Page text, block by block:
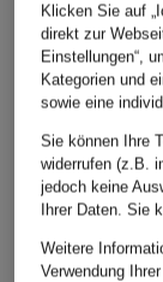
+Aktionsrabatt
windsor.
Leinenhemd
Slim Fit
ab 149,99 €
Ursprünglich:250 €
Klicken Sie auf
direkt zur
Einstellungen“,
Kategorien und
sowie eine
Sie können Ihre
widerrufen (z.B.
jedoch keine
Ihrer Daten. Sie
Weitere
Verwendung